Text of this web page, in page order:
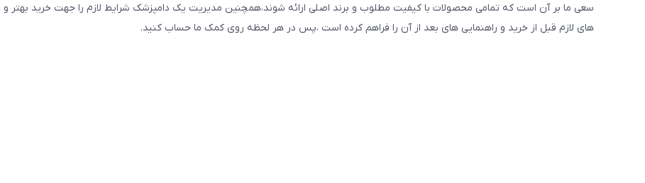
سعی ما بر آن است که تمامی محصولات با کیفیت مطلوب و برند اصلی ارائه شوند،همچنین مدیریت یک دامپزشک شرایط لازم را جهت خرید بهتر و
های لازم قبل از خرید و راهنمایی های بعد از آن را فراهم کرده است ،پس در هر لحظه روی کمک ما حساب کنید.